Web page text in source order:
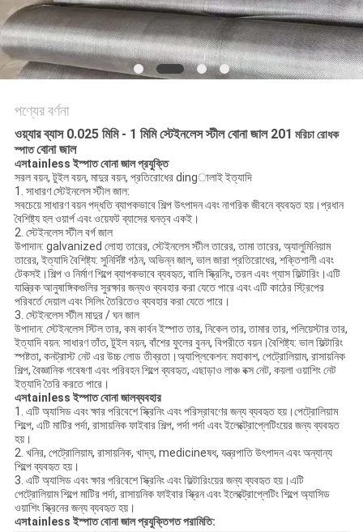
PRIVACY
POLICY
পণ্যের বর্ণনা
ওয়্যার ব্যাস 0.025 মিমি - 1 মিমি স্টেইনলেস স্টীল বোনা জাল 201 মরিচা রোধক
স্পাতবোনা জাল
এসtainless ইস্পাত বোনা জাল প্রযুক্তি
সরল বয়ন, টুইল বয়ন, মাদুর বয়ন, প্রতিরোধের dingালাই ইত্যাদি
1. সাধারণ স্টেইনলেস স্টীল জাল:
সবচেয়ে সাধারণ বয়ন পদ্ধতি ব্যাপকভাবে শিল্প উৎপাদন এবং নাগরিক জীবনে ব্যবহৃত হয়।প্রধান
বৈশিষ্ট্য হল ওয়ার্প এবং ওয়েফট ব্যাসের ঘনত্ব একই।
2. স্টেইনলেস স্টীল বর্গ জাল
উপাদান: galvanized লোহা তারের, স্টেইনলেস স্টীল তারের, তামা তারের, অ্যালুমিনিয়াম
তারের, ইত্যাদি বৈশিষ্ট্য: সুনির্দিষ্ট গঠন, অভিন্ন জাল, ভাল জারা প্রতিরোধের, শক্তিশালী এবং
টেকসই।শিল্প ও নির্মাণ শিল্পে ব্যাপকভাবে ব্যবহৃত, বালি স্ক্রিনিং, তরল এবং গ্যাস ফিল্টারিং।এটি
যান্ত্রিক আনুষাঙ্গিকগুলির সুরক্ষার জন্যও ব্যবহার করা যেতে পারে এবং এটি কাঠের স্ট্রিপের
পরিবর্তে দেয়াল এবং সিলিং তৈরিতেও ব্যবহার করা যেতে পারে।
3. স্টেইনলেস স্টীল মাদুর / ঘন জাল
উপাদান: স্টেইনলেস স্টিল তার, কম কার্বন ইস্পাত তার, নিকেল তার, তামার তার, পলিয়েস্টার তার,
ইত্যাদি বয়ন: সাধারণ তাঁত, টুইল বয়ন, বাঁশের ফুলের বুনন, বিপরীতে বয়ন।বৈশিষ্ট্য: ভাল ফিল্টারিং
স্পষ্টতা, কনট্রাস্ট নেট এর উচ্চ লোড তীব্রতা।অ্যাপ্লিকেশন: মহাকাশ, পেট্রোলিয়াম, রাসায়নিক
শিল্প, বৈজ্ঞানিক গবেষণা এবং পরিবহন শিল্পে ব্যবহৃত, এছাড়াও লাঞ্চ বক্স নেট, কয়লা ওয়াশিং নেট
ইত্যাদি তৈরি করতে পারে।
এসtainless ইস্পাত বোনা জালব্যবহার
1. এটি অ্যাসিড এবং ক্ষার পরিবেশে স্ক্রিনিং এবং পরিস্রাবণের জন্য ব্যবহৃত হয়।পেট্রোলিয়াম
শিল্পে, এটি মাটির পর্দা, রাসায়নিক ফাইবার শিল্প, পর্দা পর্দা এবং ইলেক্ট্রোপ্লেটিংয়ের জন্য ব্যবহৃত
হয়।
2. খনির, পেট্রোলিয়াম, রাসায়নিক, খাদ্য, medicineষধ, যন্ত্রপাতি উৎপাদন এবং অন্যান্য
শিল্পে ব্যবহৃত হয়।
3. এটি অ্যাসিড এবং ক্ষার পরিবেশে স্ক্রিনিং এবং ফিল্টারিংয়ের জন্য ব্যবহৃত হয়।এটি
পেট্রোলিয়াম শিল্পে মাটির পর্দা, রাসায়নিক ফাইবার স্ক্রিন এবং ইলেক্ট্রোপ্লেটিং শিল্পে অ্যাসিড
ওয়াশিং স্ক্রিনের জন্য ব্যবহৃত হয়।
এসtainless ইস্পাত বোনা জালপ্রযুক্তিগত পরামিতি: